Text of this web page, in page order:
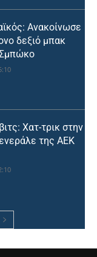
Ανακοίνωσε
δεξιό μπακ
Χατ-τρικ στην
της ΑΕΚ